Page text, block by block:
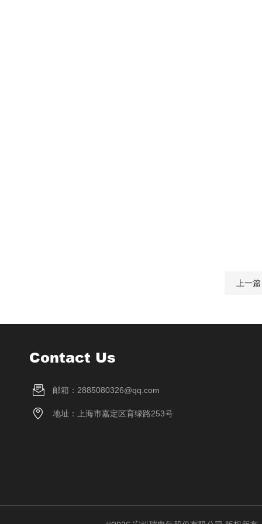
上一
Contact Us
邮箱：2885080326@qq.com
地址：上海市嘉定区育绿路253号